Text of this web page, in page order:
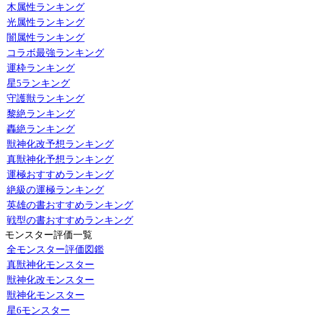
木属性ランキング
光属性ランキング
闇属性ランキング
コラボ最強ランキング
運枠ランキング
星5ランキング
守護獣ランキング
黎絶ランキング
轟絶ランキング
獣神化改予想ランキング
真獣神化予想ランキング
運極おすすめランキング
絶級の運極ランキング
英雄の書おすすめランキング
戦型の書おすすめランキング
モンスター評価一覧
全モンスター評価図鑑
真獣神化モンスター
獣神化改モンスター
獣神化モンスター
星6モンスター